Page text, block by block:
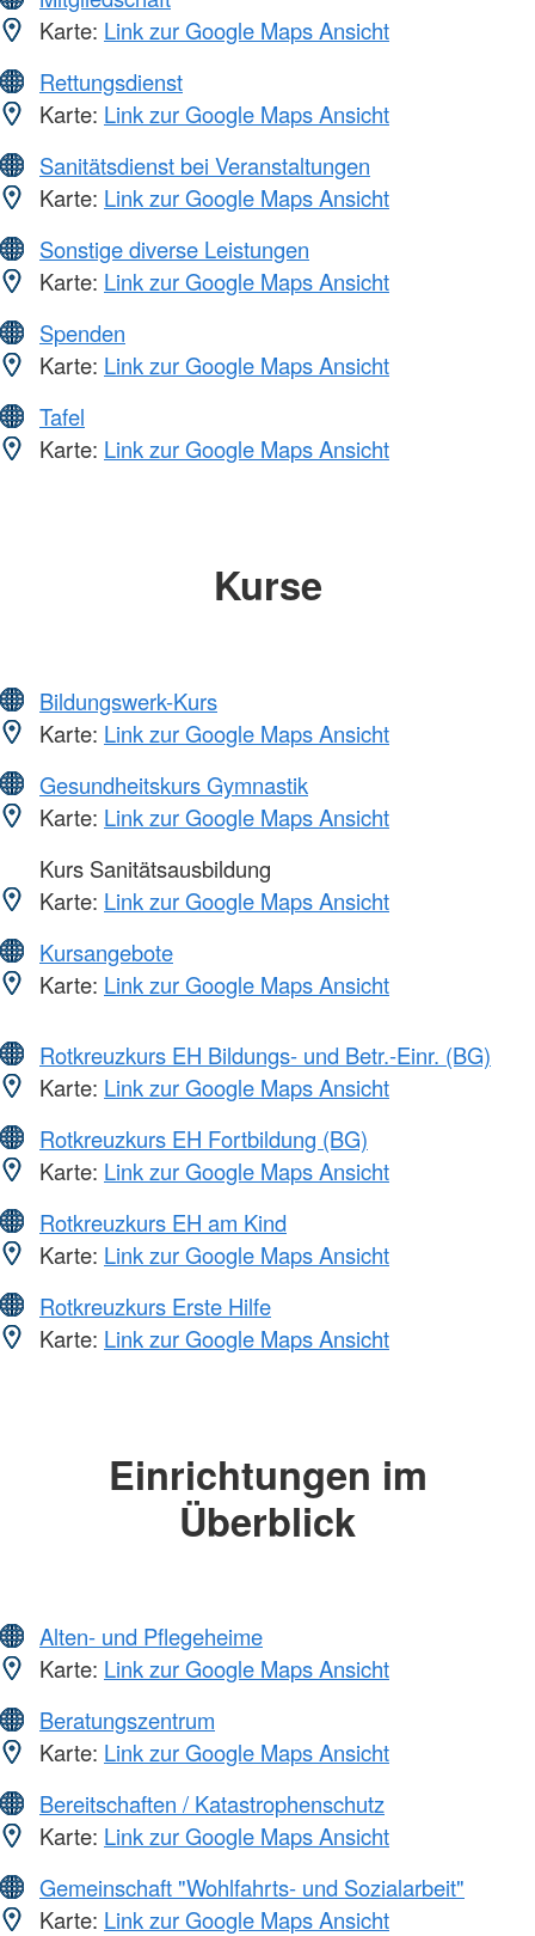
Karte: Link zur Google Maps Ansicht
Rettungsdienst
Karte: Link zur Google Maps Ansicht
Sanitätsdienst bei Veranstaltungen
Karte: Link zur Google Maps Ansicht
Sonstige diverse Leistungen
Karte: Link zur Google Maps Ansicht
Spenden
Karte: Link zur Google Maps Ansicht
Tafel
Karte: Link zur Google Maps Ansicht
Kurse
Bildungswerk-Kurs
Karte: Link zur Google Maps Ansicht
Gesundheitskurs Gymnastik
Karte: Link zur Google Maps Ansicht
Kurs Sanitätsausbildung
Karte: Link zur Google Maps Ansicht
Kursangebote
Karte: Link zur Google Maps Ansicht
Rotkreuzkurs EH Bildungs- und Betr.-Einr. (BG)
Karte: Link zur Google Maps Ansicht
Rotkreuzkurs EH Fortbildung (BG)
Karte: Link zur Google Maps Ansicht
Rotkreuzkurs EH am Kind
Karte: Link zur Google Maps Ansicht
Rotkreuzkurs Erste Hilfe
Karte: Link zur Google Maps Ansicht
Einrichtungen im
Überblick
Alten- und Pflegeheime
Karte: Link zur Google Maps Ansicht
Beratungszentrum
Karte: Link zur Google Maps Ansicht
Bereitschaften / Katastrophenschutz
Karte: Link zur Google Maps Ansicht
Gemeinschaft "Wohlfahrts- und Sozialarbeit"
Karte: Link zur Google Maps Ansicht